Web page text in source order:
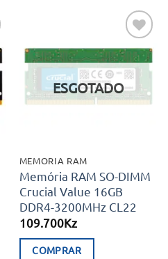
Adicionar
aos meus
desejos
ESGOTADO
MEMORIA RAM
Memória RAM SO-DIMM
Crucial Value 16GB
DDR4-3200MHz CL22
109.700Kz
COMPRAR